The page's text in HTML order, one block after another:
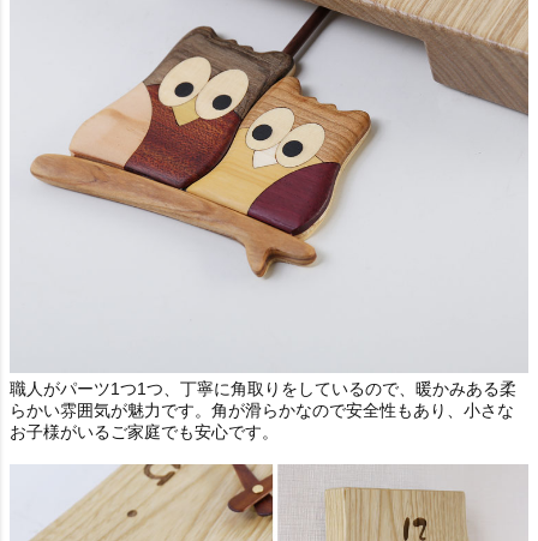
職人がパーツ1つ1つ、丁寧に角取りをしているので、暖かみある柔
らかい雰囲気が魅力です。角が滑らかなので安全性もあり、小さな
お子様がいるご家庭でも安心です。